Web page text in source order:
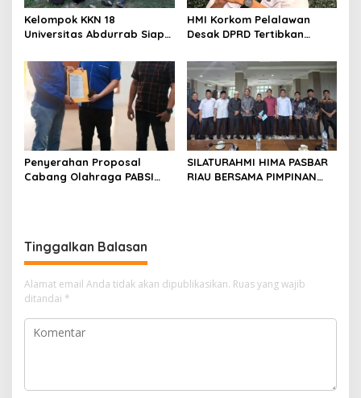
Kelompok KKN 18
Universitas Abdurrab Siap
Mendedikasikan Diri untuk
Masyarakat Desa Pulau
Deras
HMI Korkom Pelalawan
Desak DPRD Tertibkan
Pelalawan
Penyerahan Proposal
Cabang Olahraga PABSI
SILATURAHMI HIMA PASBAR
RIAU BERSAMA PIMPINAN
Tinggalkan Balasan
Alamat email Anda tidak akan dipublikasikan. Ruas yang wajib
ditandai *